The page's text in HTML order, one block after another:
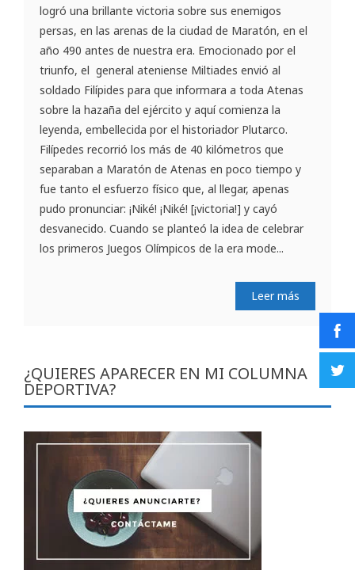
logró una brillante victoria sobre sus enemigos
persas, en las arenas de la ciudad de Maratón, en el
año 490 antes de nuestra era. Emocionado por el
triunfo, el general ateniense Miltiades envió al
soldado Filípides para que informara a toda Atenas
sobre la hazaña del ejército y aquí comienza la
leyenda, embellecida por el historiador Plutarco.
Filípedes recorrió los más de 40 kilómetros que
separaban a Maratón de Atenas en poco tiempo y
fue tanto el esfuerzo físico que, al llegar, apenas
pudo pronunciar: ¡Niké! ¡Niké! [¡victoria!] y cayó
desvanecido. Cuando se planteó la idea de celebrar
los primeros Juegos Olímpicos de la era mode...
Leer más
¿QUIERES APARECER EN MI COLUMNA
DEPORTIVA?